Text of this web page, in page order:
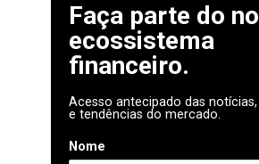
Faça parte do
ecossistema
financeiro.
Acesso antecipado das
e tendências do mercado.
Nome